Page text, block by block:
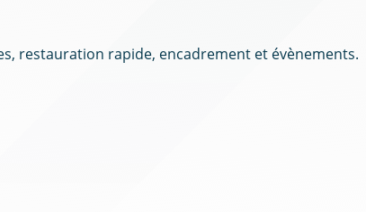
restauration rapide, encadrement et évènements.